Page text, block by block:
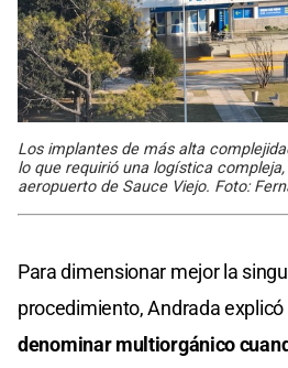
Los implantes de más alta
lo que requirió una logística
aeropuerto de Sauce Viejo. Foto:
Para dimensionar mejor la
procedimiento, Andrada explicó
denominar multiorgánico